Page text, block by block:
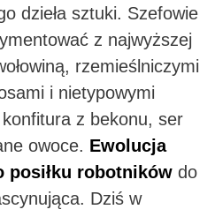
dzieła sztuki. Szefowie
z najwyższej
rzemieślniczymi
i nietypowymi
z bekonu, ser
owoce. Ewolucja
posiłku robotników do
Dziś w